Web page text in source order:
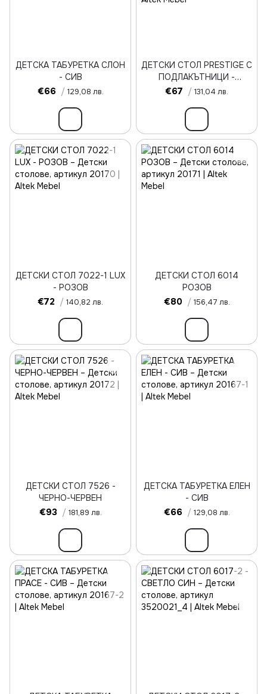
ДЕТСКА ТАБУРЕТКА СЛОН
- СИВ
€66 / 129,08 лв.
ДЕТСКИ СТОЛ PRESTIGE С
ПОДЛАКЪТНИЦИ -
ПРИНЦЕСИ
€67 / 131,04 лв.
ДЕТСКИ СТОЛ 7022-1 LUX
- РОЗОВ
€72 / 140,82 лв.
ДЕТСКИ СТОЛ 6014
РОЗОВ
€80 / 156,47 лв.
ДЕТСКИ СТОЛ 7526 -
ЧЕРНО-ЧЕРВЕН
€93 / 181,89 лв.
ДЕТСКА ТАБУРЕТКА ЕЛЕН
- СИВ
€66 / 129,08 лв.